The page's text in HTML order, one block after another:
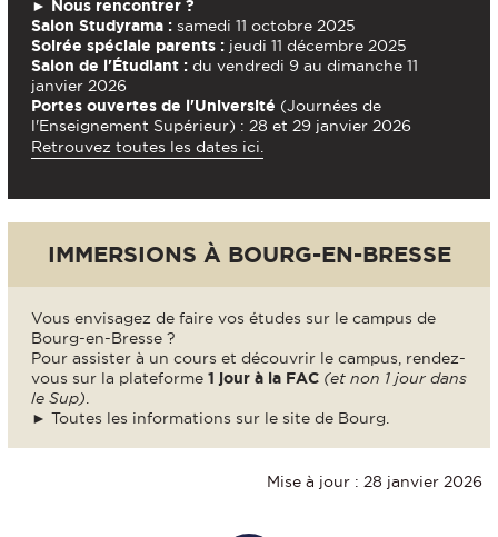
► Nous rencontrer ?
Salon Studyrama : samedi 11 octobre 2025
Soirée spéciale parents : jeudi 11 décembre 2025
Salon de l'Étudiant : du vendredi 9 au dimanche 11
janvier 2026
Portes ouvertes de l'Université (Journées de
l'Enseignement Supérieur) : 28 et 29 janvier 2026
Retrouvez toutes les dates ici.
IMMERSIONS À BOURG-EN-BRESSE
Vous envisagez de faire vos études sur le campus de
Bourg-en-Bresse ?
Pour assister à un cours et découvrir le campus, rendez-
vous sur la plateforme 1 jour à la FAC (et non 1 jour dans
le Sup)
► Toutes les informations sur le site de Bourg.
Mise à jour : 28 janvier 2026